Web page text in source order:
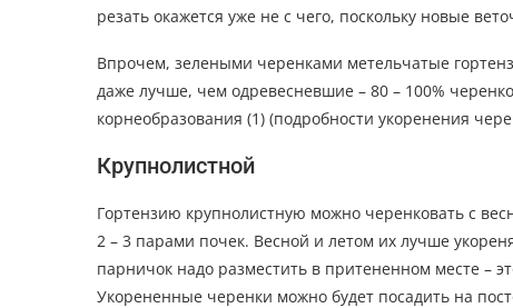
резать окажется уже не с чего, поскольку новые
Впрочем, зелеными черенками метельчатые
даже лучше, чем одревесневшие – 80 – 100%
корнеобразования (1) (подробности укоренения
Крупнолистной
Гортензию крупнолистную можно черенковать с
2 – 3 парами почек. Весной и летом их лучше
парничок надо разместить в притененном месте –
Укорененные черенки можно будет посадить на